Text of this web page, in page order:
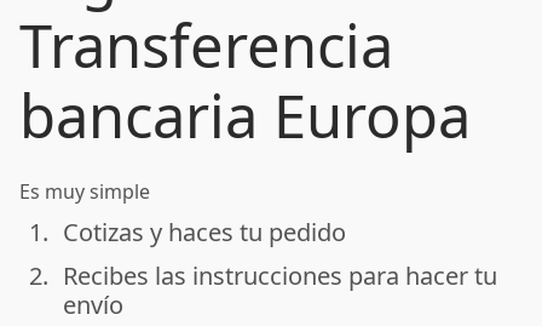
Transferencia
bancaria Europa
Es muy simple
done
1. Cotizas y haces tu pedido
done
2. Recibes las instrucciones para hacer tu
envío